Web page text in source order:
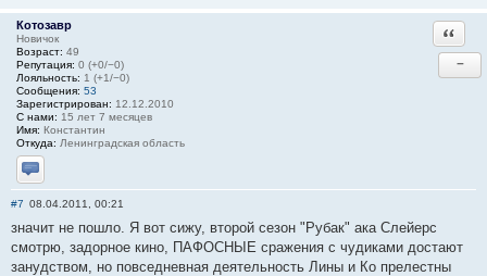
Котозавр
Новичок
Возраст: 49
Репутация: 0 (+0/−0)
Лояльность: 1 (+1/−0)
Сообщения: 53
Зарегистрирован: 12.12.2010
С нами: 15 лет 7 месяцев
Имя: Константин
Откуда: Ленинградская область
Отправить личное сообщение
−
#7 08.04.2011, 00:21
значит не пошло. Я вот сижу, второй сезон "Рубак" ака Слейерс
смотрю, задорное кино, ПАФОСНЫЕ сражения с чудиками достают
занудством, но повседневная деятельность Лины и Ко прелестны